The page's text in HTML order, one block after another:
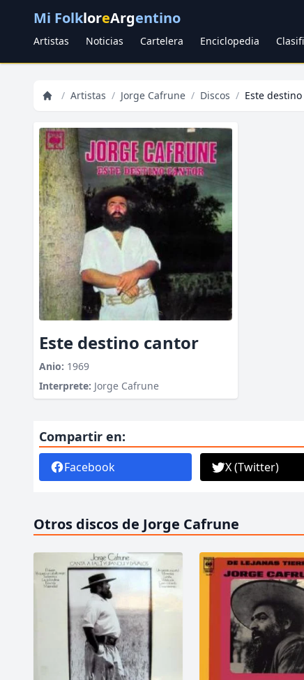
Mi FolkloreArgentino
Artistas Noticias Cartelera Enciclopedia
/ Artistas / Jorge Cafrune / Discos / Este
Este destino cantor
Anio: 1969
Interprete: Jorge Cafrune
Compartir en:
Facebook X (Twitter)
Otros discos de Jorge Cafrune